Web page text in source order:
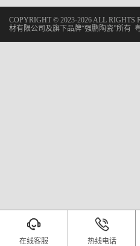
COPYRIGHT © 2023-2026 ALL RIGHTS
材有限公司及旗下品牌“强鹏陶瓷”所有
在线客服 热线电话